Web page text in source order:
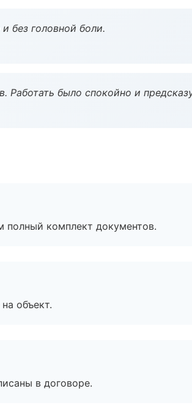
без головной боли.
Работать было спокойно и
полный комплект документов.
объект.
в договоре.